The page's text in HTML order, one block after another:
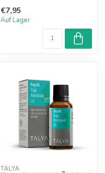
€7,95
Auf Lager
TALYA